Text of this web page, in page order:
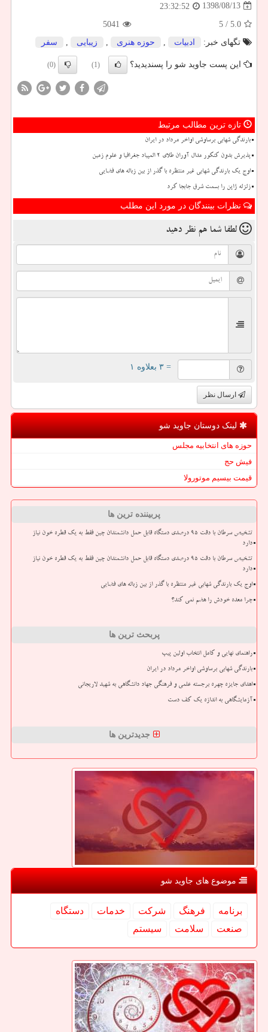
1398/08/13
23:32:52
5.0
/ 5
5041
تگهای خبر:
ادبیات , حوزه هنری , زیبایی , سفر
این پست جاوید شو را پسندیدید؟ (1)
(0)
تازه ترین مطالب مرتبط
بارندگی شهابی برساوشی اواخر مرداد در ایران
پذیرش بدون کنکور مدال آوران طلای ۲ المپیاد جغرافیا و علوم زمین
اوج یک بارندگی شهابی غیر منتظره با گذر از بین زباله های فضایی
زلزله ژاپن را بسمت شرق جابجا کرد
نظرات بینندگان در مورد این مطلب
لطفا شما هم نظر دهید
= ۳ بعلاوه ۱
ارسال نظر
لینک دوستان جاوید شو
حوزه های انتخابیه مجلس
فیش حج
قیمت بیسیم موتورولا
پربیننده ترین ها
تشخیص سرطان با دقت ۹۵ درصدی دستگاه قابل حمل دانشمندان چین فقط به یک قطره خون نیاز
دارد
تشخیص سرطان با دقت ۹۵ درصدی دستگاه قابل حمل دانشمندان چین فقط به یک قطره خون نیاز
دارد
اوج یک بارندگی شهابی غیر منتظره با گذر از بین زباله های فضایی
چرا معده خودش را هضم نمی کند؟
پربحث ترین ها
راهنمای نهایی و کامل انتخاب اولین پیپ
بارندگی شهابی برساوشی اواخر مرداد در ایران
اهدای جایزه چهره برجسته علمی و فرهنگی جهاد دانشگاهی به شهید لاریجانی
آزمایشگاهی به اندازه یک کف دست
جدیدترین ها
موضوع های جاوید شو
برنامه فرهنگ شركت خدمات
دستگاه
صنعت
سلامت سیستم